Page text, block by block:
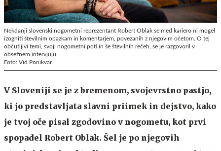
Nekdanji slovenski nogometni reprezentant Robert Oblak se med kariero ni mogel
izogniti številnim opazkam in komentarjem, povezanih z njegovim očetom. O tej
občutljivi temi, svoji nogometni poti in še številnih rečeh, se je razgovoril v
obsežnem intervjuju.
Foto: Vid Ponikvar
V Sloveniji se je z bremenom, svojevrstno pastjo,
ki jo predstavljata slavni priimek in dejstvo, kako
je tvoj oče pisal zgodovino v nogometu, kot prvi
spopadel Robert Oblak. Šel je po njegovih